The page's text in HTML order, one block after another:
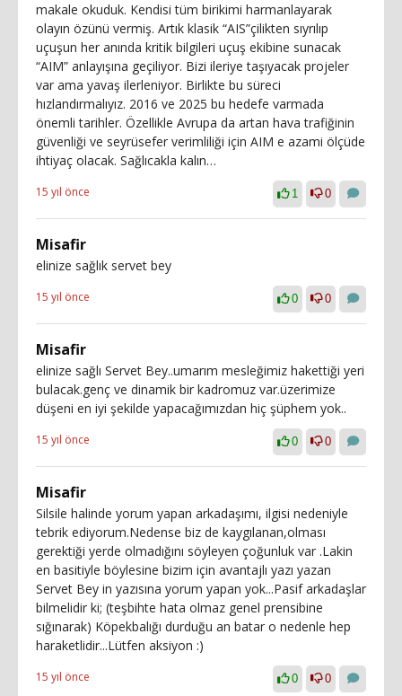
makale okuduk. Kendisi tüm birikimi harmanlayarak
olayın özünü vermiş. Artık klasik “AIS”çilikten sıyrılıp
uçuşun her anında kritik bilgileri uçuş ekibine sunacak
“AIM” anlayışına geçiliyor. Bizi ileriye taşıyacak projeler
var ama yavaş ilerleniyor. Birlikte bu süreci
hızlandırmalıyız. 2016 ve 2025 bu hedefe varmada
önemli tarihler. Özellikle Avrupa da artan hava trafiğinin
güvenliği ve seyrüsefer verimliliği için AIM e azami ölçüde
ihtiyaç olacak. Sağlıcakla kalın…
15 yıl önce 1 0
Misafir
elinize sağlık servet bey
15 yıl önce 0 0
Misafir
elinize sağlı Servet Bey..umarım mesleğimiz hakettiği yeri
bulacak.genç ve dinamik bir kadromuz var.üzerimize
düşeni en iyi şekilde yapacağımızdan hiç şüphem yok..
15 yıl önce 0 0
Misafir
Silsile halinde yorum yapan arkadaşımı, ilgisi nedeniyle
tebrik ediyorum.Nedense biz de kaygılanan,olması
gerektiği yerde olmadığını söyleyen çoğunluk var .Lakin
en basitiyle böylesine bizim için avantajlı yazı yazan
Servet Bey in yazısına yorum yapan yok...Pasif arkadaşlar
bilmelidir ki; (teşbihte hata olmaz genel prensibine
sığınarak) Köpekbalığı durduğu an batar o nedenle hep
haraketlidir...Lütfen aksiyon :)
15 yıl önce 0 0